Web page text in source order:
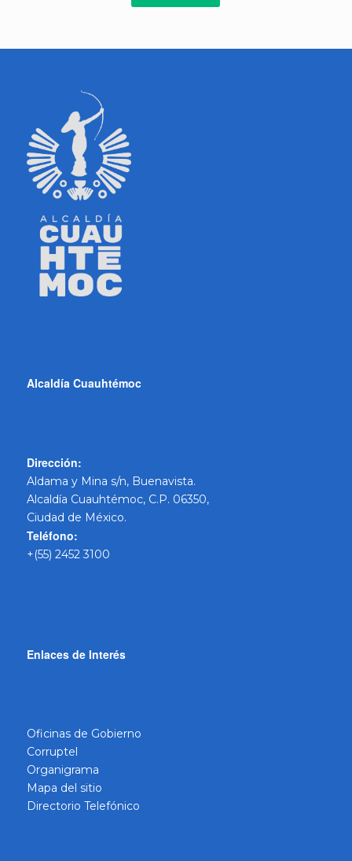
Alcaldía Cuauhtémoc
Dirección:
Aldama y Mina s/n, Buenavista.
Alcaldía Cuauhtémoc, C.P. 06350,
Ciudad de México.
Teléfono:
+(55) 2452 3100
Enlaces de Interés
Oficinas de Gobierno
Corruptel
Organigrama
Mapa del sitio
Directorio Telefónico